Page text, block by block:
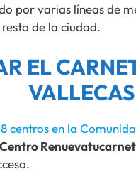
por varias líneas de
de la ciudad.
EL
VALLECAS
8 centros en la
Centro